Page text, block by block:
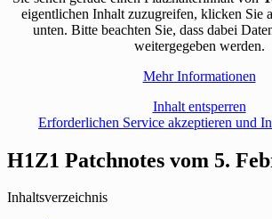
eigentlichen Inhalt zuzugreifen, klicken Sie
unten. Bitte beachten Sie, dass dabei
weitergegeben werden.
Mehr Informationen
Inhalt entsperren
Erforderlichen Service akzeptieren und
H1Z1 Patchnotes vom 5.
Inhaltsverzeichnis